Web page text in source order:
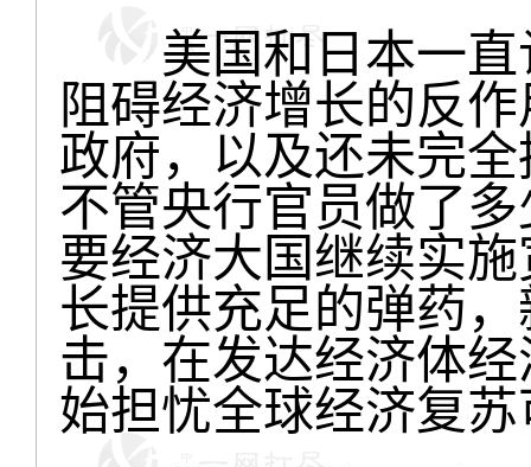
美国和日本一直
阻碍经济增长的反
政府，以及还未完
不管央行官员做了
要经济大国继续实
长提供充足的弹药
击，在发达经济体
始担忧全球经济复